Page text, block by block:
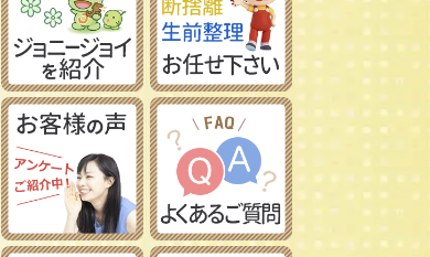
ストラクチャー
Ｇゲージ
Ｏゲージ